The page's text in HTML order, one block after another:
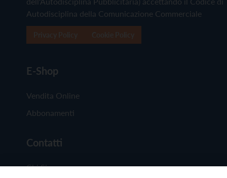
Autodisciplina della Comunicazione Commerciale
E-Shop
Vendita Online
Abbonamenti
Contatti
Chi Siamo